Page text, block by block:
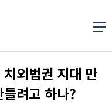
외법권 지대 만
려고 하나?